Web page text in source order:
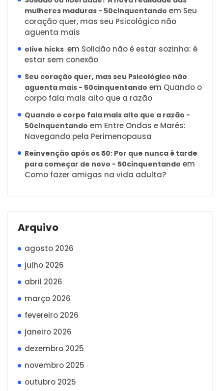
mulheres maduras - 50cinquentando em Seu
coração quer, mas seu Psicológico não
aguenta mais
olive hicks em Solidão não é estar sozinha: é
estar sem conexão
Seu coração quer, mas seu Psicológico não
aguenta mais - 50cinquentando em Quando o
corpo fala mais alto que a razão
Quando o corpo fala mais alto que a razão -
50cinquentando em Entre Ondas e Marés:
Navegando pela Perimenopausa
Reinvenção após os 50: Por que nunca é tarde
para começar de novo - 50cinquentando em
Como fazer amigas na vida adulta?
Arquivo
agosto 2026
julho 2026
abril 2026
março 2026
fevereiro 2026
janeiro 2026
dezembro 2025
novembro 2025
outubro 2025